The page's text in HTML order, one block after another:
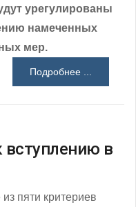
урегулированы
намеченных
мер.
Подробнее ...
вступлению в
пяти критериев